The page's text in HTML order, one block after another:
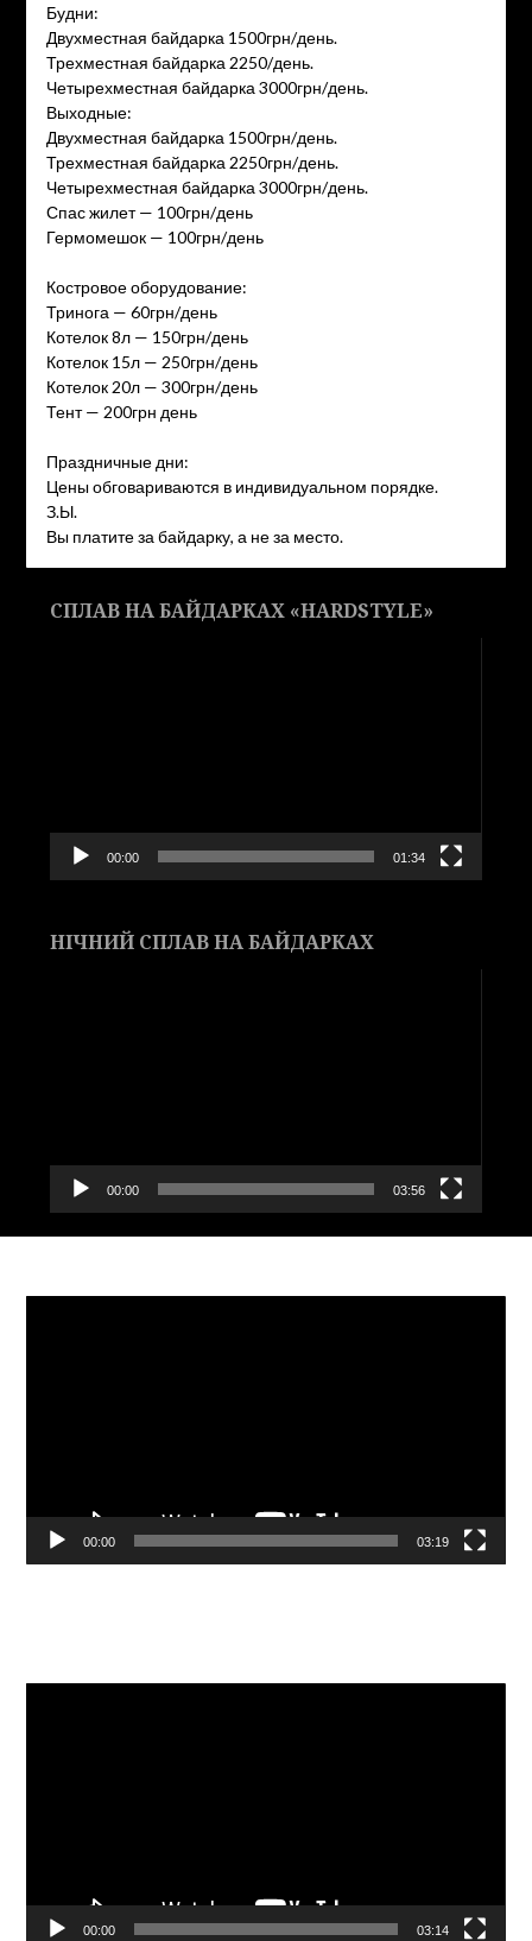
Будни:
Двухместная байдарка 1500грн/день.
Трехместная байдарка 2250/день.
Четырехместная байдарка 3000грн/день.
Выходные:
Двухместная байдарка 1500грн/день.
Трехместная байдарка 2250грн/день.
Четырехместная байдарка 3000грн/день.
Спас жилет — 100грн/день
Гермомешок — 100грн/день
Костровое оборудование:
Тринога — 60грн/день
Котелок 8л — 150грн/день
Котелок 15л — 250грн/день
Котелок 20л — 300грн/день
Тент — 200грн день
Праздничные дни:
Цены обговариваются в индивидуальном порядке.
З.Ы.
Вы платите за байдарку, а не за место.
СПЛАВ НА БАЙДАРКАХ «HARDSTYLE»
00:00 01:34
НІЧНИЙ СПЛАВ НА БАЙДАРКАХ
00:00 03:56
00:00 03:19
00:00 03:14